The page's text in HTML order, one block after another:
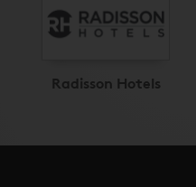
Radisson Hotels